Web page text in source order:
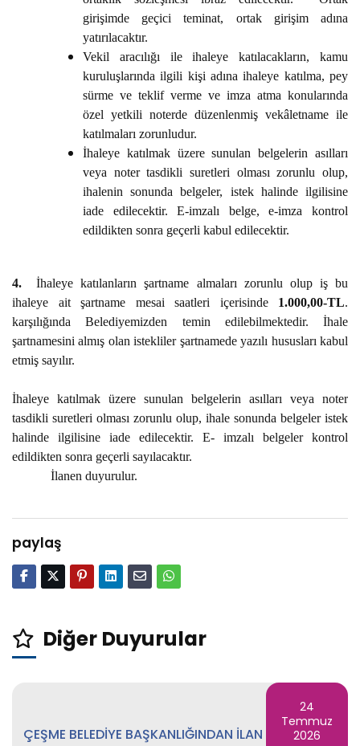
girişimde geçici teminat, ortak girişim adına
yatırılacaktır.
Vekil aracılığı ile ihaleye katılacakların, kamu
kuruluşlarında ilgili kişi adına ihaleye katılma, pey
sürme ve teklif verme ve imza atma konularında
özel yetkili noterde düzenlenmiş vekâletname ile
katılmaları zorunludur.
İhaleye katılmak üzere sunulan belgelerin asılları
veya noter tasdikli suretleri olması zorunlu olup,
ihalenin sonunda belgeler, istek halinde ilgilisine
iade edilecektir. E-imzalı belge, e-imza kontrol
edildikten sonra geçerli kabul edilecektir.
4.İhaleye katılanların şartname almaları zorunlu olup iş bu
ihaleye ait şartname mesai saatleri içerisinde 1.000,00-TL.
karşılığında Belediyemizden temin edilebilmektedir. İhale
şartnamesini almış olan istekliler şartnamede yazılı hususları kabul
etmiş sayılır.
İhaleye katılmak üzere sunulan belgelerin asılları veya noter
tasdikli suretleri olması zorunlu olup, ihale sonunda belgeler istek
halinde ilgilisine iade edilecektir. E- imzalı belgeler kontrol
edildikten sonra geçerli sayılacaktır.
İlanen duyurulur.
paylaş
Diğer Duyurular
ÇEŞME BELEDİYE BAŞKANLIĞINDAN İLAN
24
Temmuz
2026